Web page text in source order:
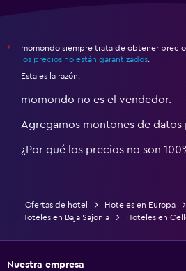
*
momondo siempre trata de obtener
los precios no están garantizados
Esta es la razón:
momondo no es el vendedor.
Agregamos montones de datos
¿Por qué los precios no son
Ofertas de hotel Hoteles en Europa
Hoteles en Baja Sajonia
Hoteles en
Nuestra empresa